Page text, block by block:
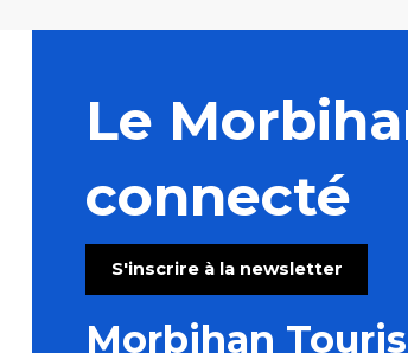
Le
connecté
S'inscrire à la newsletter
Morbihan